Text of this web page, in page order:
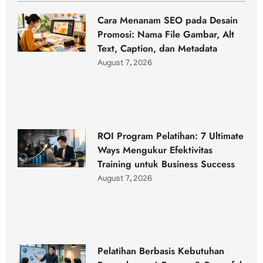
Cara Menanam SEO pada Desain
Promosi: Nama File Gambar, Alt
Text, Caption, dan Metadata
August 7, 2026
ROI Program Pelatihan: 7 Ultimate
Ways Mengukur Efektivitas
Training untuk Business Success
August 7, 2026
Pelatihan Berbasis Kebutuhan